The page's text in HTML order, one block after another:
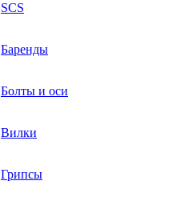
SCS
Баренды
Болты и оси
Вилки
Грипсы